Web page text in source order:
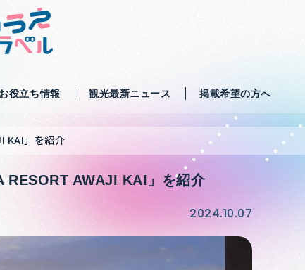
役立ち情報 観光最新ニュース 掲載希望の方へ
KAI」を紹介
RESORT AWAJI KAI」を紹介
2024.10.07